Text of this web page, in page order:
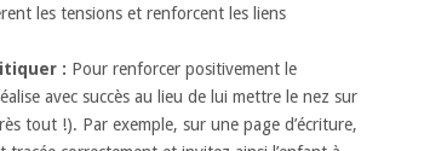
les tensions et renforcent les liens
: Pour renforcer positivement le
avec succès au lieu de lui mettre le nez sur
tout !). Par exemple, sur une page d’écriture,